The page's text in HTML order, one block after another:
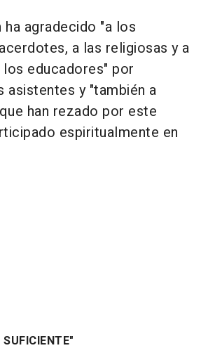
ha agradecido "a los
a las religiosas y a
educadores" por
asistentes y "también a
han rezado por este
espiritualmente en